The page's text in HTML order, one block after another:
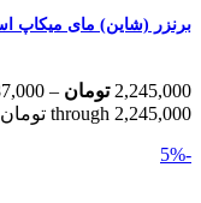
برنزر (شاین) مای میکاپ
2,245,000 تومان –
through 2,245,000 تومان
-5%